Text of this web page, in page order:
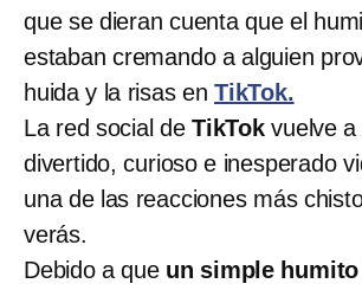
que se dieran cuenta que el
estaban cremando a alguien
huida y la risas en TikTok.
La red social deTikTokvuelve a
divertido, curioso e inesperado
una de las reacciones más
verás.
Debido a que un simple